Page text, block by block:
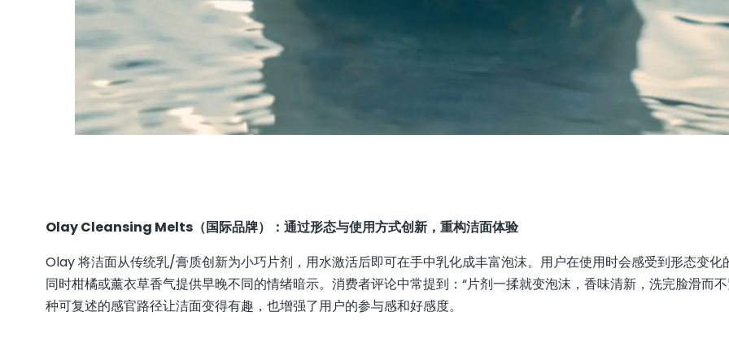
Olay Cleansing Melts（国际品牌）：通过形态与使用方式创新，重构洁面体验
Olay 将洁面从传统乳/膏质创新为小巧片剂，用水激活后即可在手中乳化成丰富泡沫。用户在使用时会感受到形态变化
同时柑橘或薰衣草香气提供早晚不同的情绪暗示。消费者评论中常提到：“片剂一揉就变泡沫，香味清新，洗完脸滑而
种可复述的感官路径让洁面变得有趣，也增强了用户的参与感和好感度。